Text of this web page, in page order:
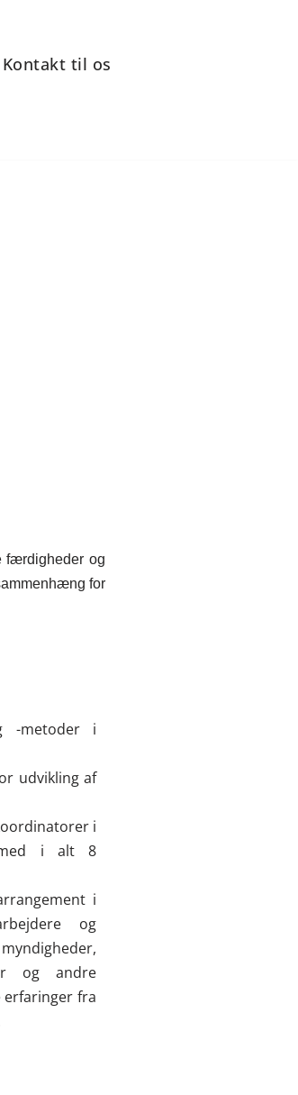
Kontakt til os
færdigheder og
for
-metoder i
udvikling af
i
med i alt 8
i
og
og andre
fra